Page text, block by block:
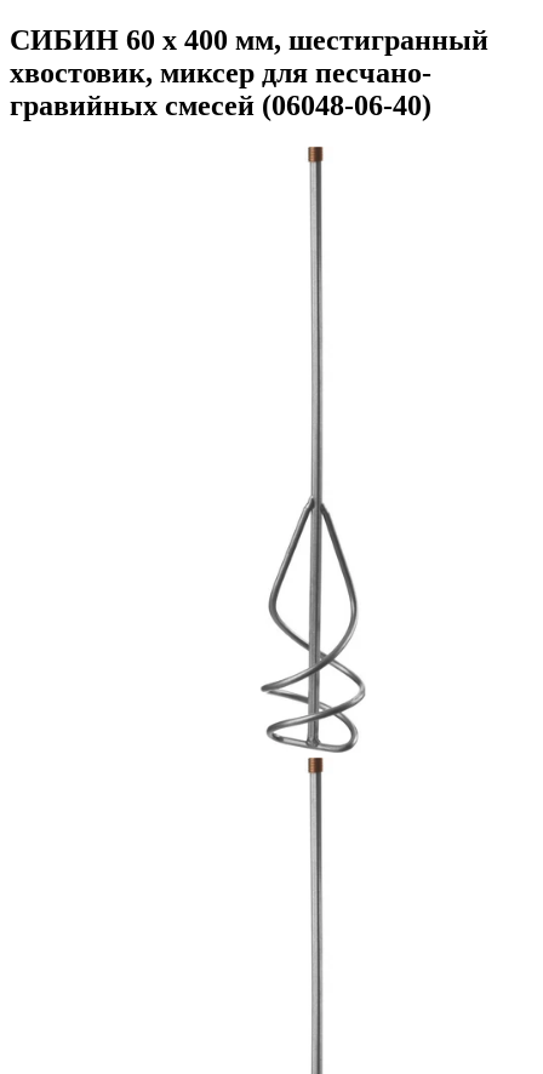
СИБИН 60 х 400 мм, шестигранный
хвостовик, миксер для песчано-
гравийных смесей (06048-06-40)